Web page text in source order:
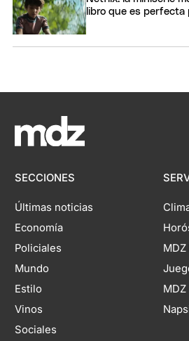
libro que es perfecta
SECCIONES
Últimas noticias
Economía
Policiales
Mundo
Estilo
Vinos
Sociales
MDZ
MDZ